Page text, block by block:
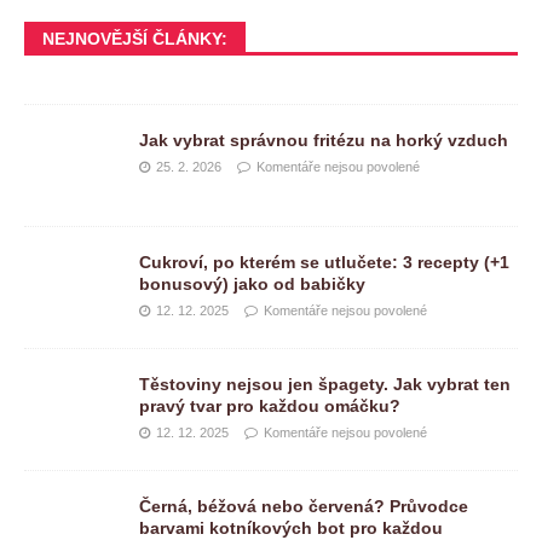
NEJNOVĚJŠÍ ČLÁNKY:
Jak vybrat správnou fritézu na horký vzduch
25. 2. 2026 Komentáře nejsou povolené
Cukroví, po kterém se utlučete: 3 recepty (+1
bonusový) jako od babičky
12. 12. 2025 Komentáře nejsou povolené
Těstoviny nejsou jen špagety. Jak vybrat ten
pravý tvar pro každou omáčku?
12. 12. 2025 Komentáře nejsou povolené
Černá, béžová nebo červená? Průvodce
barvami kotníkových bot pro každou